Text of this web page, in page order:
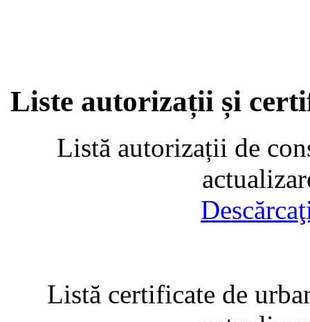
Liste autorizații și
Listă autorizații de
Listă certificate de